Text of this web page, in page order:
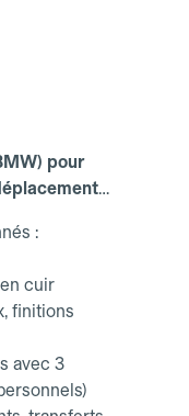
pour
:
cuir
finitions
avec 3